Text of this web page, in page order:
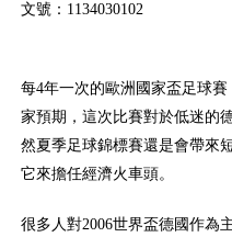
文號：1134030102
每4年一次的歐洲國家盃足球
家預期，這次比賽對於低迷的
然夏季足球錦標賽還是會帶來
它來擔任經濟火車頭。
很多人對2006世界盃德國作為